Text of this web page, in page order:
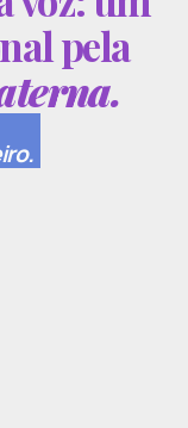
pela